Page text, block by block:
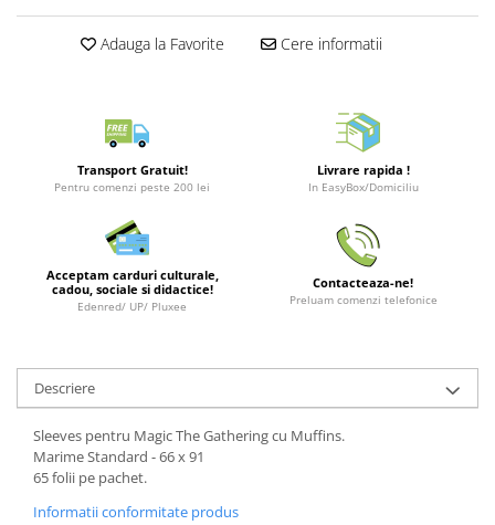
Merch Lex Hobby Store
Cani/Pahare
Brelocuri
Decoratiuni
Carti
Fesuri
Studio Ghibli/My Neighbor
Totoro/Kiki etc
Adauga la Favorite Cere informatii
Transport Gratuit!
Pentru comenzi peste 200 lei
Livrare rapida !
In EasyBox/Domiciliu
Acceptam carduri culturale,
cadou, sociale si didactice!
Edenred/ UP/ Pluxee
Contacteaza-ne!
Preluam comenzi telefonice
Descriere
Sleeves pentru Magic The Gathering cu Muffins.
Marime Standard - 66 x 91
65 folii pe pachet.
Informatii conformitate produs